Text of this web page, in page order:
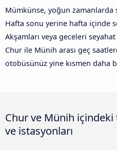
Mümkünse, yoğun zamanlarda
Hafta sonu yerine hafta içinde
Akşamları veya geceleri
Chur ile Münih arası geç
otobüsünüz yine kısmen daha
Chur ve Münih
ve istasyonları